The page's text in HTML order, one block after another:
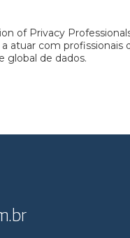
of Privacy
atuar com profissionais
global de dados.